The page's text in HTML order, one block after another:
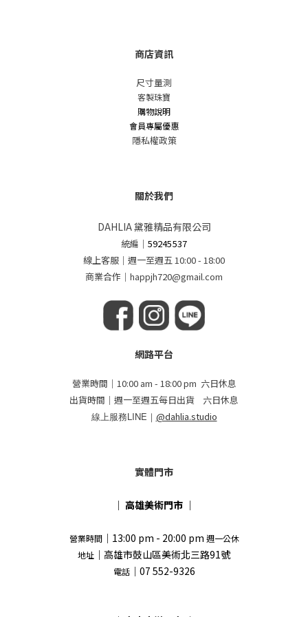
商店資訊
尺寸量測
客製珠寶
購物說明
會員專屬優惠
隱私權政策
關於我們
DAHLIA 黛雅精品有限公司
統編 ｜59245537
線上客服｜週一至週五 10:00 - 18:00
商業合作｜happjh720@gmail.com
網路平台
營業時間｜10:00 am - 18:00 pm 六日休息
出貨時間｜週一至週五每日出貨 六日休息
線上服務LINE｜ @dahlia.studio
實體門市
｜ 高雄美術門市 ｜
營業時間｜13:00 pm - 20:00 pm 週一公休
地址 ｜高雄市鼓山區美術北三路91號
電話｜07 552-9326